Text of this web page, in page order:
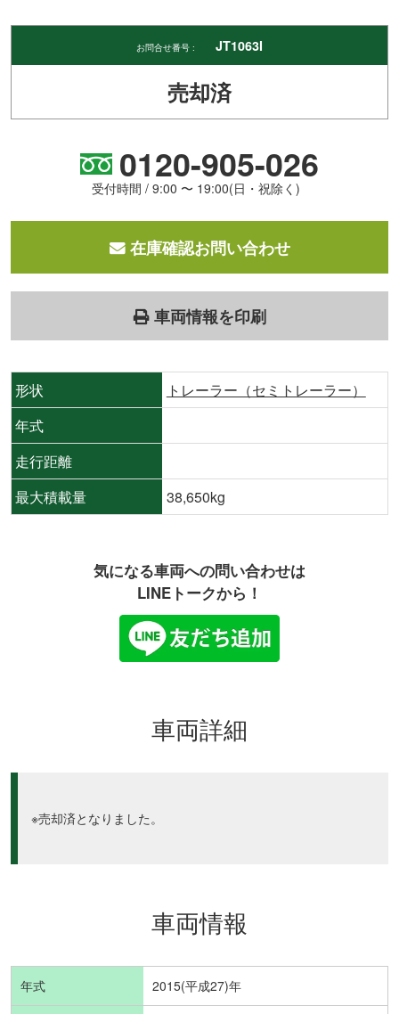
お問合せ番号 : JT1063I
売却済
0120-905-026
受付時間 / 9:00 〜 19:00(日・祝除く)
在庫確認お問い合わせ
車両情報を印刷
形状
トレーラー（セミトレーラー）
年式
走行距離
最大積載量
38,650kg
気になる車両への問い合わせは
LINEトークから！
車両詳細
※売却済となりました。
車両情報
年式 2015(平成27)年